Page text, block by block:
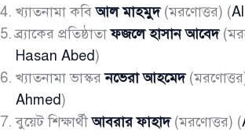
খ্যাতনামা কবিআল মাহমুদ(মরণোত্তর) (
ব্র্যাকের প্রতিষ্ঠাতাফজলে হাসান আবেদ
Hasan Abed)
খ্যাতনামা ভাস্করনভেরা আহমেদ
Ahmed)
বুয়েট শিক্ষার্থীআবরার ফাহাদ(মরণোত্তর) (